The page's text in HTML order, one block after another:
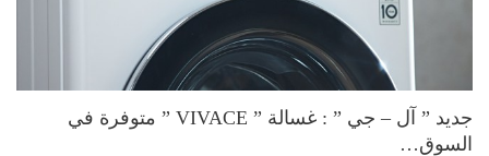
جديد ” آل – جي ” : غسالة ” VIVACE ” متوفرة في
السوق…